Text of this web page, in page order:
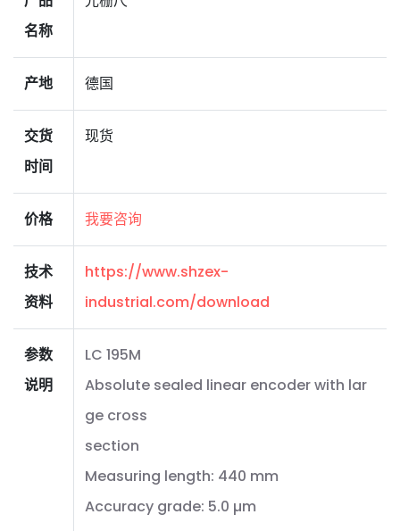
名称
产地 德国
交货
时间
现货
价格 我要咨询
技术
资料
https://www.shzex-
industrial.com/download
参数
说明
LC 195M
Absolute sealed linear encoder with lar
ge cross
section
Measuring length: 440 mm
Accuracy grade: 5.0 µm